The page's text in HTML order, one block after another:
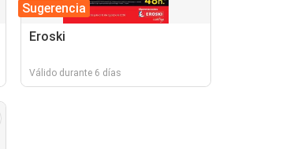
Sugerencia
Eroski
Válido durante 6 días